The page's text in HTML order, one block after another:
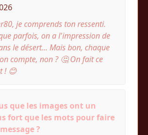
je comprends ton ressenti.
parfois, on a l'impression de
le désert... Mais bon, chaque
compte, non ? 🤔 On fait ce
! 😊
que les images ont un
fort que les mots pour faire
?